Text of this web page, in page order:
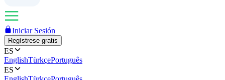
Iniciar Sesión
Regístrese gratis
ES
EnglishTürkçePortuguês
ES